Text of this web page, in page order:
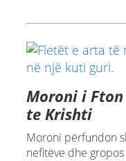
Moroni i
te Krishti
Moroni përfundon
nefitëve dhe